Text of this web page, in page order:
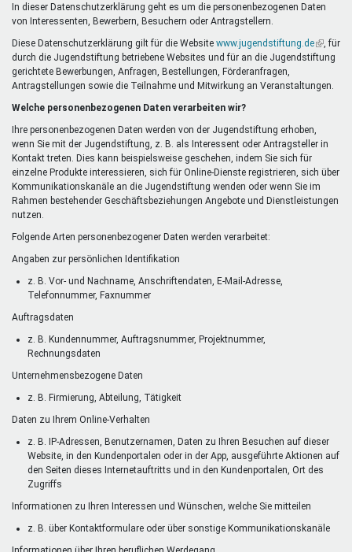
In dieser Datenschutzerklärung geht es um die personenbezogenen Daten
von Interessenten, Bewerbern, Besuchern oder Antragstellern.
Diese Datenschutzerklärung gilt für die Website www.jugendstiftung.de(Link
ist
, für
durch die Jugendstiftung betriebene Websites und für an die Jugendstiftung
gerichtete Bewerbungen, Anfragen, Bestellungen, Förderanfragen,
Antragstellungen sowie die Teilnahme und Mitwirkung an Veranstaltungen.
Welche personenbezogenen Daten verarbeiten wir?
Ihre personenbezogenen Daten werden von der Jugendstiftung erhoben,
wenn Sie mit der Jugendstiftung, z. B. als Interessent oder Antragsteller in
Kontakt treten. Dies kann beispielsweise geschehen, indem Sie sich für
einzelne Produkte interessieren, sich für Online-Dienste registrieren, sich über
Kommunikationskanäle an die Jugendstiftung wenden oder wenn Sie im
Rahmen bestehender Geschäftsbeziehungen Angebote und Dienstleistungen
nutzen.
Folgende Arten personenbezogener Daten werden verarbeitet:
Angaben zur persönlichen Identifikation
z. B. Vor- und Nachname, Anschriftendaten, E-Mail-Adresse,
Telefonnummer, Faxnummer
Auftragsdaten
z. B. Kundennummer, Auftragsnummer, Projektnummer,
Rechnungsdaten
Unternehmensbezogene Daten
z. B. Firmierung, Abteilung, Tätigkeit
Daten zu Ihrem Online-Verhalten
z. B. IP-Adressen, Benutzernamen, Daten zu Ihren Besuchen auf dieser
Website, in den Kundenportalen oder in der App, ausgeführte Aktionen auf
den Seiten dieses Internetauftritts und in den Kundenportalen, Ort des
Zugriffs
Informationen zu Ihren Interessen und Wünschen, welche Sie mitteilen
z. B. über Kontaktformulare oder über sonstige Kommunikationskanäle